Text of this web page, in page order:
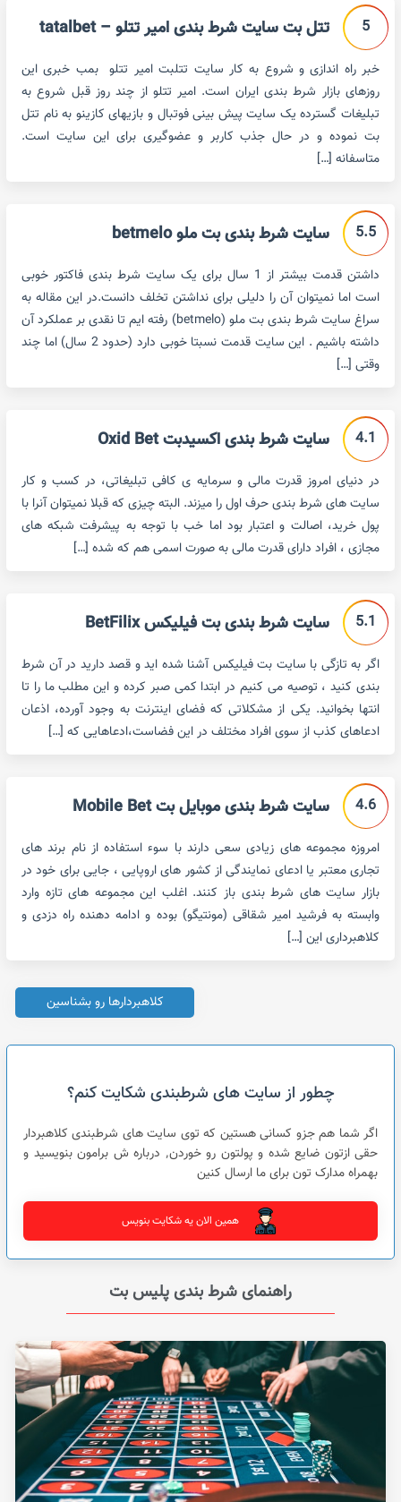
5 تتل بت سایت شرط بندی امیر تتلو – tatalbet
خبر راه اندازی و شروع به کار سایت تتلبت امیر تتلو بمب خبری این
روزهای بازار شرط بندی ایران است. امیر تتلو از چند روز قبل شروع به
تبلیغات گسترده یک سایت پیش بینی فوتبال و بازیهای کازینو به نام تتل
بت نموده و در حال جذب کاربر و عضوگیری برای این سایت است.
متاسفانه […]
5.5 سایت شرط بندی بت ملو betmelo
داشتن قدمت بیشتر از 1 سال برای یک سایت شرط بندی فاکتور خوبی
است اما نمیتوان آن را دلیلی برای نداشتن تخلف دانست.در این مقاله به
سراغ سایت شرط بندی بت ملو (betmelo) رفته ایم تا نقدی بر عملکرد آن
داشته باشیم . این سایت قدمت نسبتا خوبی دارد (حدود 2 سال) اما چند
وقتی […]
4.1 سایت شرط بندی اکسیدبت Oxid Bet
در دنیای امروز قدرت مالی و سرمایه ی کافی تبلیغاتی، در کسب و کار
سایت های شرط بندی حرف اول را میزند. البته چیزی که قبلا نمیتوان آنرا با
پول خرید، اصالت و اعتبار بود اما خب با توجه به پیشرفت شبکه های
مجازی ، افراد دارای قدرت مالی به صورت اسمی هم که شده […]
5.1 سایت شرط بندی بت فیلیکس BetFilix
اگر به تازگی با سایت بت فیلیکس آشنا شده اید و قصد دارید در آن شرط
بندی کنید ، توصیه می کنیم در ابتدا کمی صبر کرده و این مطلب ما را تا
انتها بخوانید. یکی از مشکلاتی که فضای اینترنت به وجود آورده، اذعان
ادعاهای کذب از سوی افراد مختلف در این فضاست،ادعاهایی که […]
4.6 سایت شرط بندی موبایل بت Mobile Bet
امروزه مجموعه های زیادی سعی دارند با سوء استفاده از نام برند های
تجاری معتبر یا ادعای نمایندگی از کشور های اروپایی ، جایی برای خود در
بازار سایت های شرط بندی باز کنند. اغلب این مجموعه های تازه وارد
وابسته به فرشید امیر شقاقی (مونتیگو) بوده و ادامه دهنده راه دزدی و
کلاهبرداری این […]
کلاهبردارها رو بشناسین
چطور از سایت های شرطبندی شکایت کنم؟
اگر شما هم جزو کسانی هستین که توی سایت های شرطبندی کلاهبردار
حقی ازتون ضایع شده و پولتون رو خوردن٬ درباره ش برامون بنویسید و
بهمراه مدارک تون برای ما ارسال کنین
همین الان یه شکایت بنویس
راهنمای شرط بندی پلیس بت